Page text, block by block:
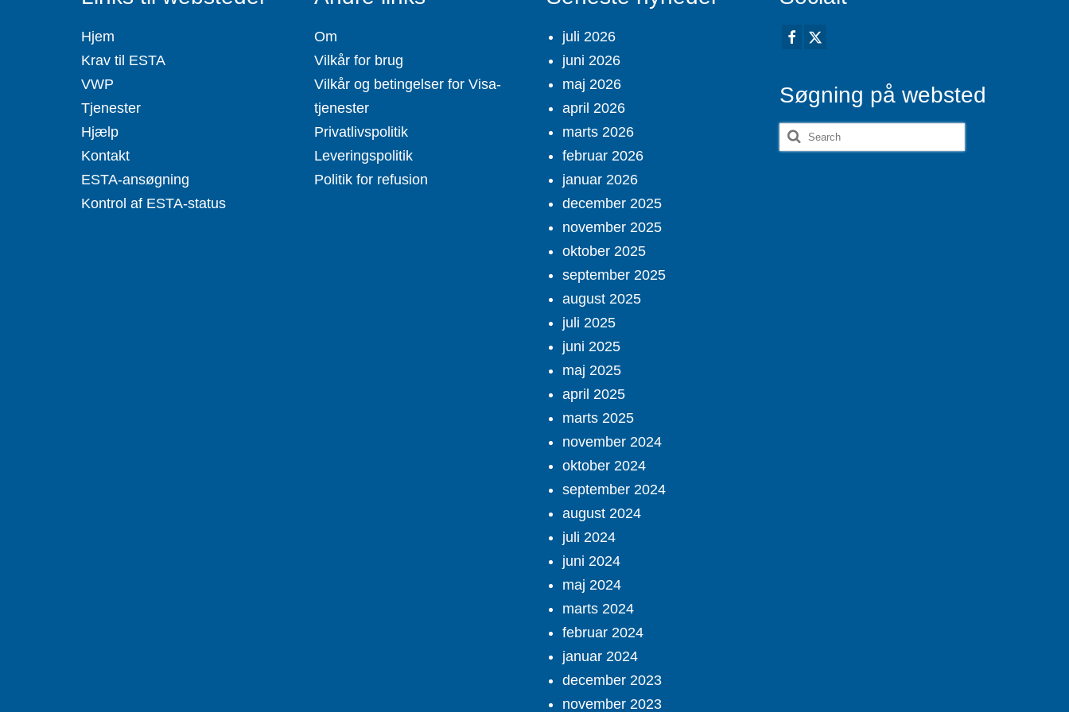
Hjem
Krav til ESTA
VWP
Tjenester
Hjælp
Kontakt
ESTA-ansøgning
Kontrol af ESTA-status
Om
Vilkår for brug
Vilkår og betingelser for Visa-
tjenester
Privatlivspolitik
Leveringspolitik
Politik for refusion
juli 2026
juni 2026
maj 2026
april 2026
marts 2026
februar 2026
januar 2026
december 2025
november 2025
oktober 2025
september 2025
august 2025
juli 2025
juni 2025
maj 2025
april 2025
marts 2025
november 2024
oktober 2024
september 2024
august 2024
juli 2024
juni 2024
maj 2024
marts 2024
februar 2024
januar 2024
december 2023
november 2023
Søgning på websted
Search
for: